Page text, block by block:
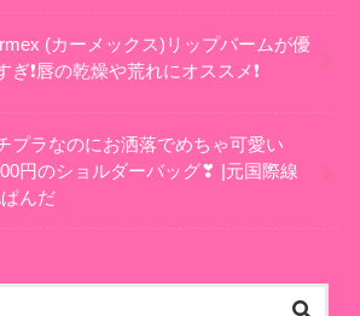
(カーメックス)リップバームが優
ぎ❗唇の乾燥や荒れにオススメ❗
プラなのにお洒落でめちゃ可愛い
円のショルダーバッグ❣ |元国際線
んだ